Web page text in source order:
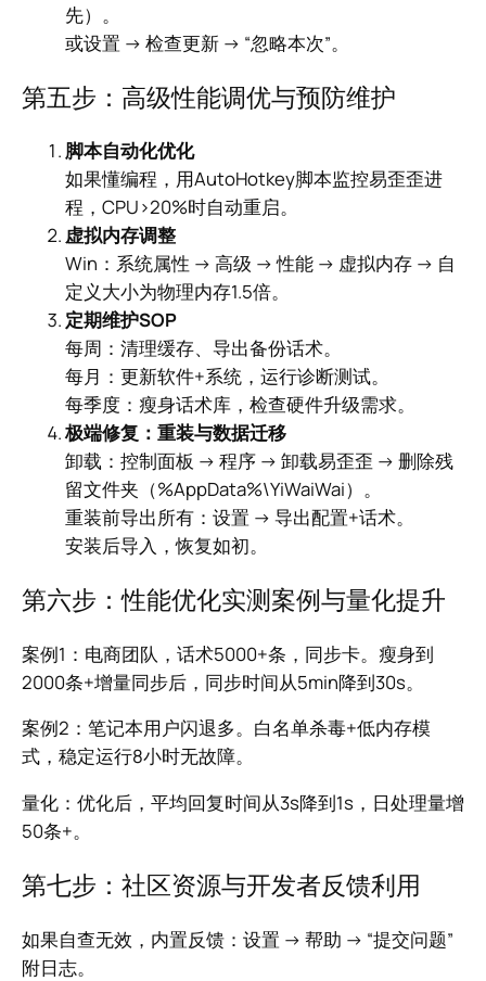
先）。
或设置 → 检查更新 → “忽略本次”。
第五步：高级性能调优与预防维护
脚本自动化优化
如果懂编程，用AutoHotkey脚本监控易歪歪进
程，CPU>20%时自动重启。
虚拟内存调整
Win：系统属性 → 高级 → 性能 → 虚拟内存 → 自
定义大小为物理内存1.5倍。
定期维护SOP
每周：清理缓存、导出备份话术。
每月：更新软件+系统，运行诊断测试。
每季度：瘦身话术库，检查硬件升级需求。
极端修复：重装与数据迁移
卸载：控制面板 → 程序 → 卸载易歪歪 → 删除残
留文件夹（%AppData%\YiWaiWai）。
重装前导出所有：设置 → 导出配置+话术。
安装后导入，恢复如初。
第六步：性能优化实测案例与量化提升
案例1：电商团队，话术5000+条，同步卡。瘦身到
2000条+增量同步后，同步时间从5min降到30s。
案例2：笔记本用户闪退多。白名单杀毒+低内存模
式，稳定运行8小时无故障。
量化：优化后，平均回复时间从3s降到1s，日处理量增
50条+。
第七步：社区资源与开发者反馈利用
如果自查无效，内置反馈：设置 → 帮助 → “提交问题”
附日志。